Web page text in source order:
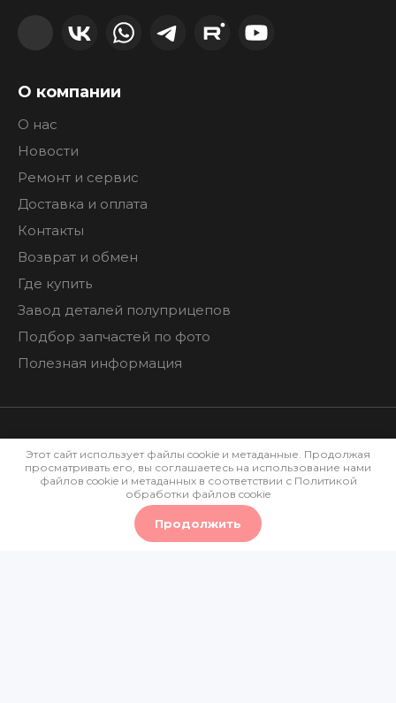
0
О компании
О нас
Новости
Ремонт и сервис
Доставка и оплата
Контакты
Возврат и обмен
Где купить
Завод деталей полуприцепов
Подбор запчастей по фото
Полезная информация
Политика конфиденциальности
Мегагрупп.ру
Этот сайт использует файлы cookie и метаданные. Продолжая
просматривать его, вы соглашаетесь на использование нами
файлов cookie и метаданных в соответствии с Политикой
обработки файлов cookie
Продолжить